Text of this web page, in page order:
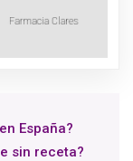
España?
sin receta?